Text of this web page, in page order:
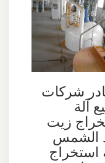
شركات
آلة
زيت
الشمس
استخراج